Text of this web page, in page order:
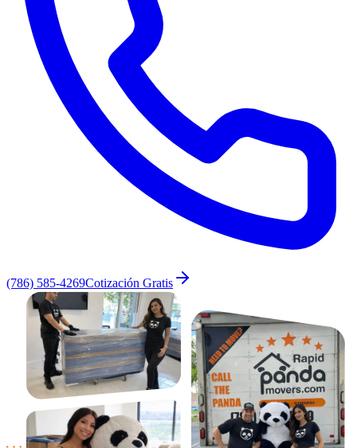
(786) 585-4269Cotización Gratis